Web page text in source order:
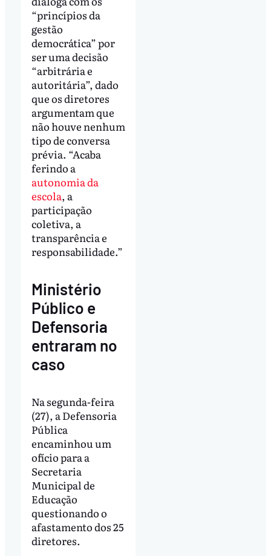
“princípios da
gestão
democrática” por
ser uma decisão
“arbitrária e
autoritária”, dado
que os diretores
argumentam que
não houve nenhum
tipo de conversa
prévia. “Acaba
ferindo a
autonomia da
escola, a
participação
coletiva, a
transparência e
responsabilidade.”
Ministério
Público e
Defensoria
entraram no
caso
Na segunda-feira
(27), a Defensoria
Pública
encaminhou um
ofício para a
Secretaria
Municipal de
Educação
questionando o
afastamento dos 25
diretores.